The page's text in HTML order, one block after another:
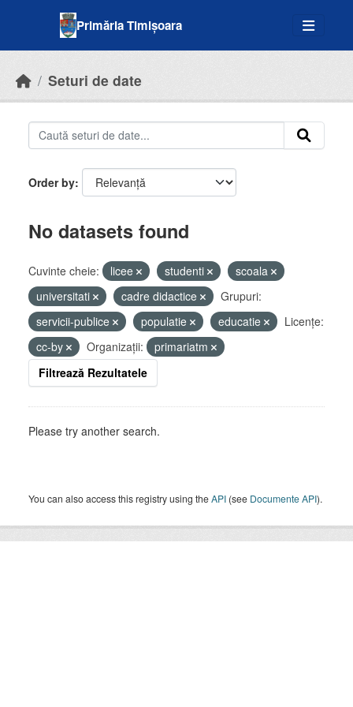
Primăria Timișoara
Seturi de date
Order by
No datasets found
Cuvinte cheie: licee studenti
scoala
universitati
cadre didactice
Grupuri:
servicii-publice
populatie educatie
Licenţe:
cc-by
Organizații:
primariatm
Filtrează Rezultatele
Please try another search.
You can also access this registry using theAPI (see Documente API).